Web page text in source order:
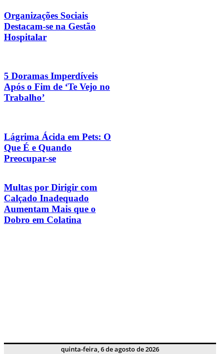
Organizações Sociais
Destacam-se na Gestão
Hospitalar
5 Doramas Imperdíveis
Após o Fim de ‘Te Vejo no
Trabalho’
Lágrima Ácida em Pets: O
Que É e Quando
Preocupar-se
Multas por Dirigir com
Calçado Inadequado
Aumentam Mais que o
Dobro em Colatina
quinta-feira, 6 de agosto de 2026